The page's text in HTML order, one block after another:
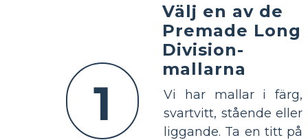
1
Välj en av de
Premade Long
Division-
mallarna
Vi har mallar i färg,
svartvitt, stående eller
liggande. Ta en titt på